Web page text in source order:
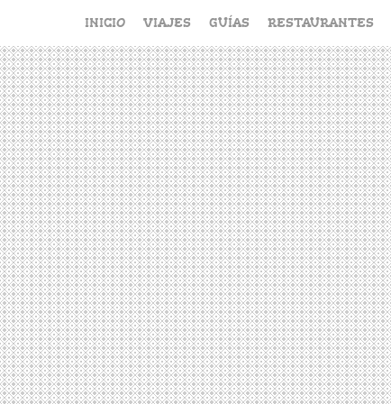
contenido
INICIO VIAJES GUÍAS RESTAURANTES